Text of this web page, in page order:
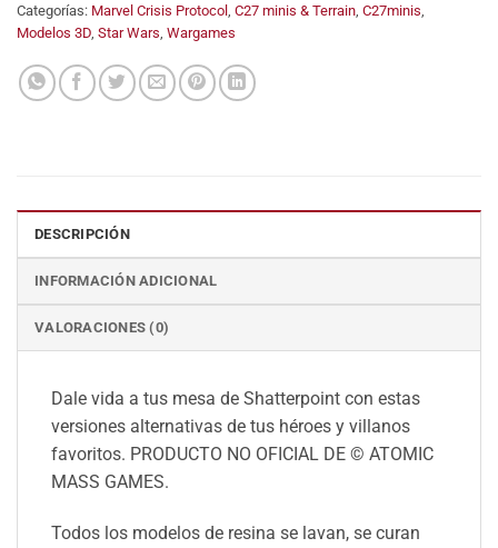
Categorías: Marvel Crisis Protocol , C27 minis & Terrain, C27minis,
Modelos 3D, Star Wars, Wargames
DESCRIPCIÓN
INFORMACIÓN ADICIONAL
VALORACIONES (0)
Dale vida a tus mesa de Shatterpoint con estas
versiones alternativas de tus héroes y villanos
favoritos. PRODUCTO NO OFICIAL DE © ATOMIC
MASS GAMES.
Todos los modelos de resina se lavan, se curan